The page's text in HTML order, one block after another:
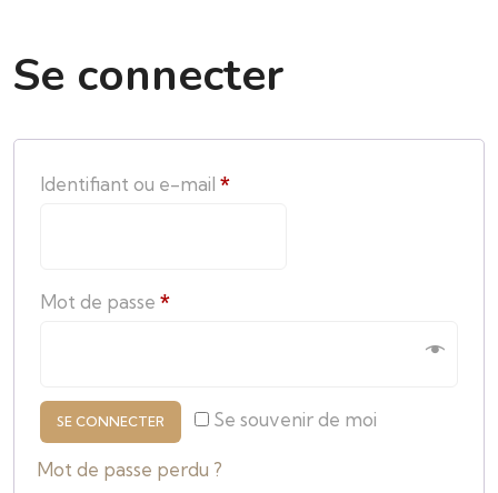
Se connecter
Identifiant ou e-mail *
Mot de passe *
Se souvenir de moi
SE CONNECTER
Mot de passe perdu ?